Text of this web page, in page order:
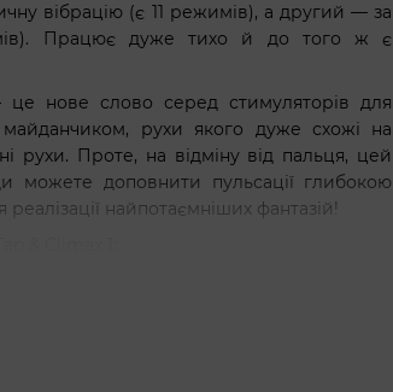
вібрацію (є 11 режимів), а другий — за
Працює дуже тихо й до того ж є
це нове слово серед стимуляторів для
рухи якого дуже схожі на
рухи. Проте, на відміну від пальця, цей
доповнити пульсації глибокою
найпотаємніших фантазій!